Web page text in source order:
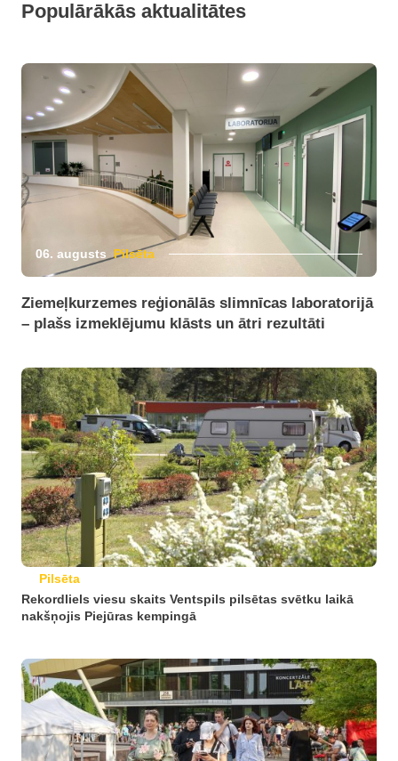
Populārākās aktualitātes
06. augusts Pilsēta
Ziemeļkurzemes reģionālās slimnīcas laboratorijā
– plašs izmeklējumu klāsts un ātri rezultāti
Pilsēta
Rekordliels viesu skaits Ventspils pilsētas svētku laikā
nakšņojis Piejūras kempingā